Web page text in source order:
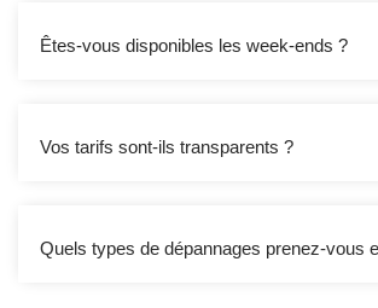
Êtes-vous disponibles les week-ends ?
Vos tarifs sont-ils transparents ?
Quels types de dépannages prenez-vous